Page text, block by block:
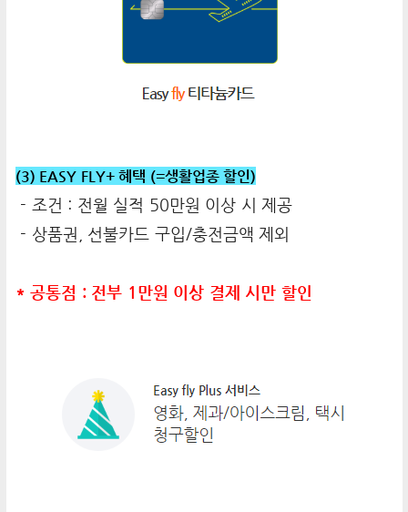
(3) EASY FLY+ 혜택 (=생활업종 할인)
- 조건 : 전월 실적 50만원 이상 시 제공
- 상품권, 선불카드 구입/충전금액 제외
* 공통점 : 전부 1만원 이상 결제 시만 할인